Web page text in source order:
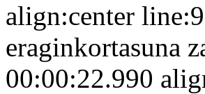
align:center
eraginkortasuna
00:00:22.990